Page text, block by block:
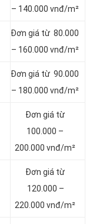
– 140.000 vnđ/m²
Đơn giá từ 80.000
– 160.000 vnđ/m²
Đơn giá từ 90.000
– 180.000 vnđ/m²
Đơn giá từ
100.000 –
200.000 vnđ/m²
Đơn giá từ
120.000 –
220.000 vnđ/m²